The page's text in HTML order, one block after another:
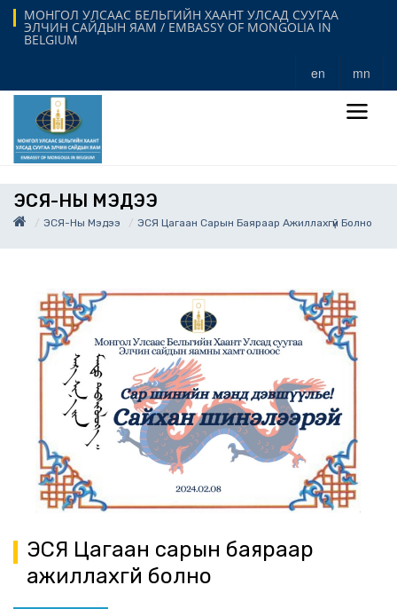
МОНГОЛ УЛСААС БЕЛЬГИЙН ХААНТ УЛСАД СУУГАА
ЭЛЧИН САЙДЫН ЯАМ / EMBASSY OF MONGOLIA IN
BELGIUM
en mn
ЭСЯ-НЫ МЭДЭЭ
ЭСЯ-Ны Мэдээ ЭСЯ Цагаан Сарын Баяраар Ажиллахгүй Болно
ЭСЯ Цагаан сарын баяраар
ажиллахгүй болно